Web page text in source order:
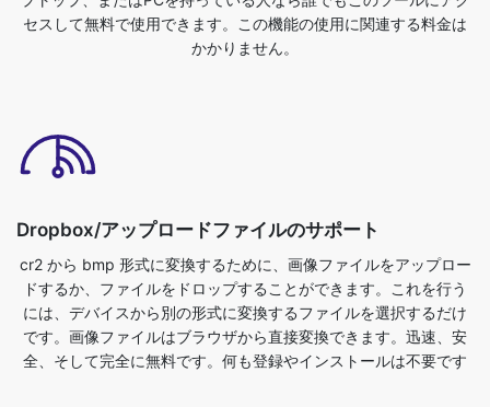
Dropbox/アップロードファイルのサポート
cr2 から bmp 形式に変換するために、画像ファイルをアップロー
には、デバイスから別の形式に変換するファイルを選択するだけ
です。画像ファイルはブラウザから直接変換できます。迅速、安
全、そして完全に無料です。何も登録やインストールは不要です